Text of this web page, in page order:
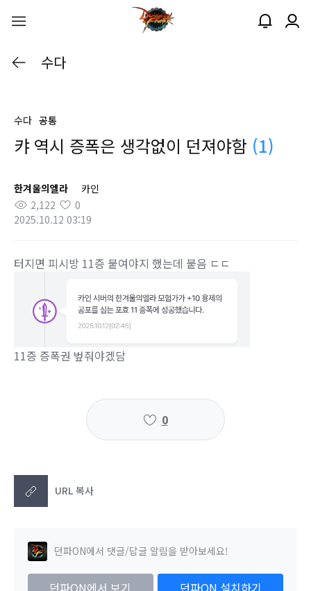
수다
수다 공통
캬 역시 증폭은 생각없이 던져야함 (1)
한겨울의엘라
카인
2,122
0
2025.10.12 03:19
터지면 피시방 11증 붙여야지 했는데 붙음 ㄷㄷ
11증 증폭권 벞줘야겠담
0
URL 복사
던파ON에서 댓글/답글 알림을 받아보세요!
던파ON에서 보기 던파ON 설치하기